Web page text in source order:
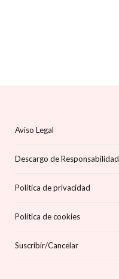
Aviso Legal
Descargo de Responsabilidad
Política de privacidad
Política de cookies
Suscríbir/Cancelar